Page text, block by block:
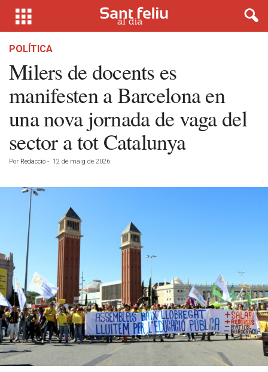
POLÍTICA
Milers de docents es
manifesten a Barcelona en
una nova jornada de vaga del
sector a tot Catalunya
Por Redacció - 12 de maig de 2026